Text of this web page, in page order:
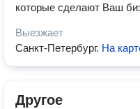
которые сделают Ваш
Выезжает
Санкт-Петербург. На
Другое